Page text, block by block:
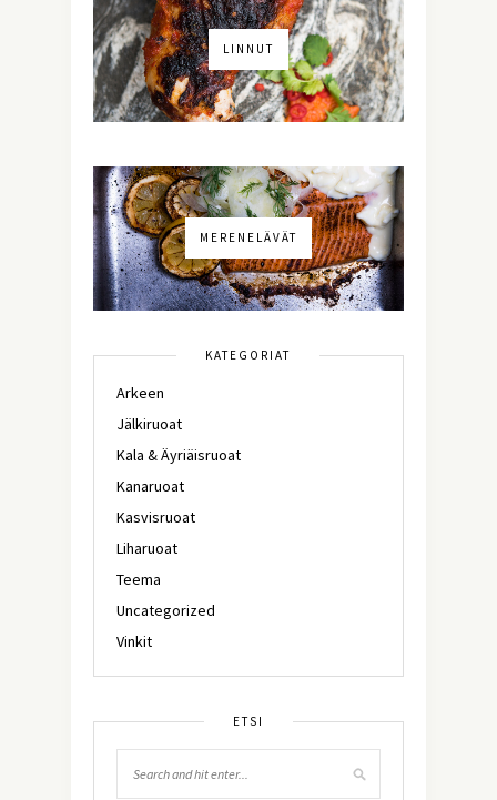
LINNUT
MERENELÄVÄT
KATEGORIAT
Arkeen
Jälkiruoat
Kala & Äyriäisruoat
Kanaruoat
Kasvisruoat
Liharuoat
Teema
Uncategorized
Vinkit
ETSI